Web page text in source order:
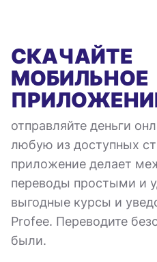
СКАЧАЙТЕ
МОБИЛЬНОЕ
отправляйте деньги
любую из доступных
приложение делает
переводы простыми и
выгодные курсы и
Profee. Переводите
были.